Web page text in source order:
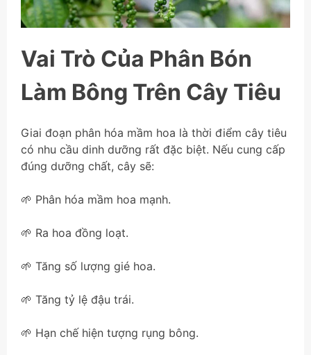
Vai Trò Của Phân Bón
Làm Bông Trên Cây Tiêu
Giai đoạn phân hóa mầm hoa là thời điểm cây tiêu
có nhu cầu dinh dưỡng rất đặc biệt. Nếu cung cấp
đúng dưỡng chất, cây sẽ:
🌱 Phân hóa mầm hoa mạnh.
🌱 Ra hoa đồng loạt.
🌱 Tăng số lượng gié hoa.
🌱 Tăng tỷ lệ đậu trái.
🌱 Hạn chế hiện tượng rụng bông.